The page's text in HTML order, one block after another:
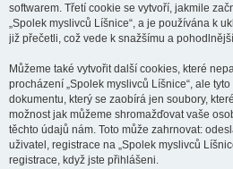
softwarem. Třetí cookie se vytvoří, jakmile
„Spolek myslivců Líšnice“, a je používána k
již přečetli, což vede k snažšímu a
Můžeme také vytvořit další cookies, které
procházení „Spolek myslivců Líšnice“, ale
dokumentu, který se zaobírá jen soubory,
možnost jak můžeme shromažďovat vaše
těchto údajů nám. Toto může zahrnovat:
uživatel, registrace na „Spolek myslivců
registrace, když jste přihlášeni.